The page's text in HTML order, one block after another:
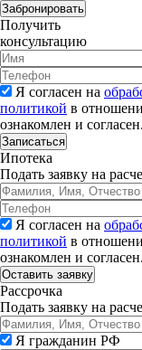
Забронировать
Получить
консультацию
Я согласен на
политикой в
ознакомлен и согласен.
Записаться
Ипотека
Подать заявку на
Я согласен на
политикой в
ознакомлен и согласен.
Рассрочка
Подать заявку на
Я гражданин РФ